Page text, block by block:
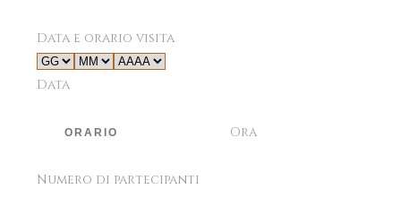
Data e orario visita
Data
Ora
Numero di partecipanti